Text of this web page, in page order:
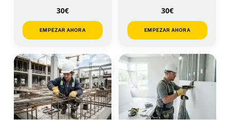
30€
EMPEZAR AHORA
30€
EMPEZAR AHORA